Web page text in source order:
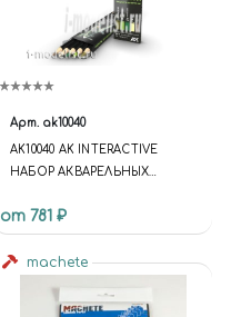
Арт. ak10040
AK10040 AK INTERACTIVE
НАБОР АКВАРЕЛЬНЫХ
КОРИЧНЕВЫЕ" /
WATERCOLOR PENCIL SET
GREEN AND BROWN
от 781 ₽
machete